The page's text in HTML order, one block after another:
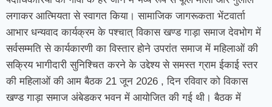
लगाकर आत्मियता से स्वागत किया। सामाजिक जागरूकता भेंटवार्ता
आभार धन्यवाद कार्यक्रम के पश्चात् विकास खण्ड गाड़ा समाज देवभोग में
सर्वसम्मति से कार्यकारणी का विस्तार होने उपरांत समाज में महिलाओं की
सक्रिय भागीदारी सुनिश्चित करने के उद्देश्य से समस्त ग्राम ईकाई स्तर
की महिलाओं की आम बैठक 21 जून 2026 , दिन रविवार को विकास
खण्ड गाड़ा समाज अंबेडकर भवन में आयोजित की गई थी। बैठक में